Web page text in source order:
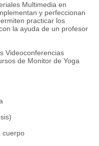
Multimedia en
y perfeccionan
practicar los
la ayuda de un profesor
Videoconferencias
de Monitor de Yoga
cuerpo